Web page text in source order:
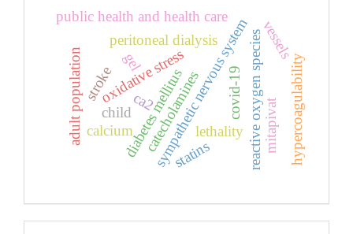
diabetes mellitus
catecholamines
sympathetic nervous system
calcium
ca2 reactive oxygen species
oxidative stress
public health and health care
peritoneal dialysis
lethality
stroke
vessels
hypercoagulability
covid-19
adult population gel
mitapivat
statins
child